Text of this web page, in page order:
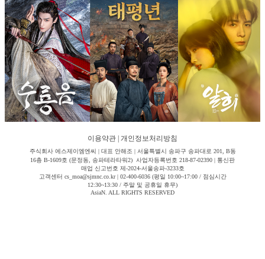
이용약관 개인정보처리방침
주식회사 에스제이엠엔씨 | 대표 안해조 | 서울특별시 송파구 송파대로 201, B동
16층 B-1609호 (문정동, 송파테라타워2) 사업자등록번호 218-87-02390 | 통신판
매업 신고번호 제-2024-서울송파-3233호
고객센터 cs_moa@sjmnc.co.kr | 02-400-6036 (평일 10:00~17:00 / 점심시간
12:30~13:30 / 주말 및 공휴일 휴무)
AsiaN. ALL RIGHTS RESERVED